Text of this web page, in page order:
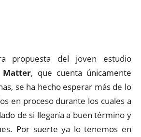
propuesta del joven estudio
Matter, que cuenta únicamente
se ha hecho esperar más de lo
en proceso durante los cuales a
de si llegaría a buen término y
Por suerte ya lo tenemos en